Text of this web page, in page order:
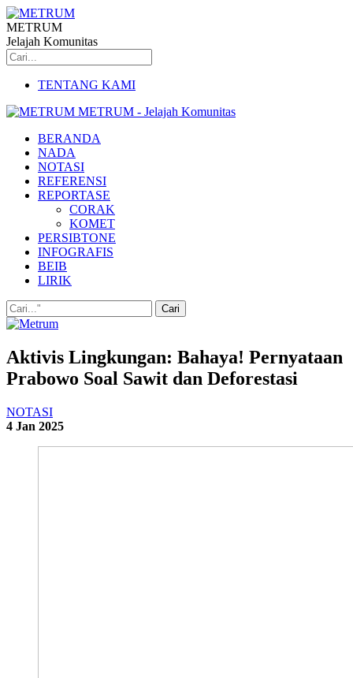
METRUM
Jelajah Komunitas
TENTANG KAMI
METRUM - Jelajah Komunitas
BERANDA
NADA
NOTASI
REFERENSI
REPORTASE
CORAK
KOMET
PERSIBTONE
INFOGRAFIS
BEIB
LIRIK
Aktivis Lingkungan: Bahaya! Pernyataan
Prabowo Soal Sawit dan Deforestasi
NOTASI
4 Jan 2025